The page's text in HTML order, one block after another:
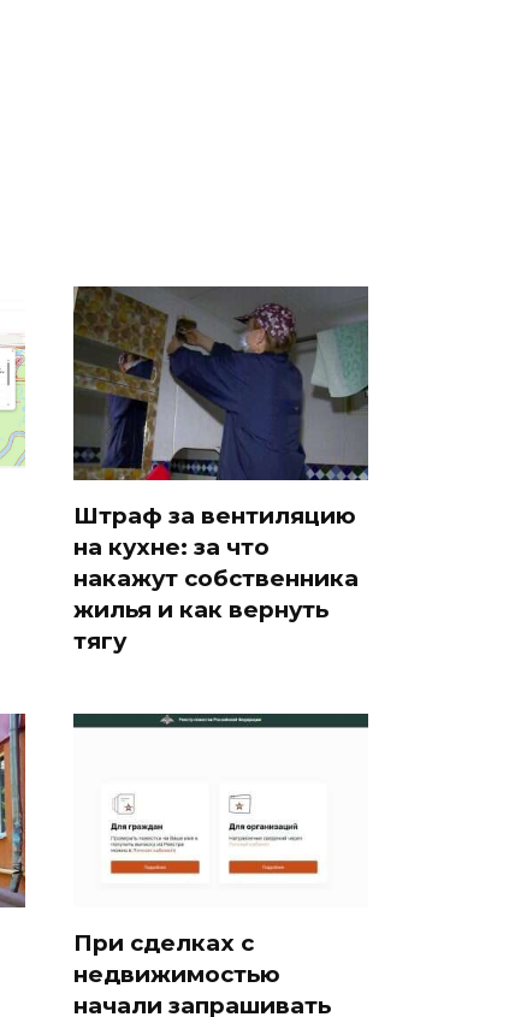
Штраф за вентиляцию
на кухне: за что
накажут собственника
жилья и как вернуть
тягу
При сделках с
недвижимостью
начали запрашивать